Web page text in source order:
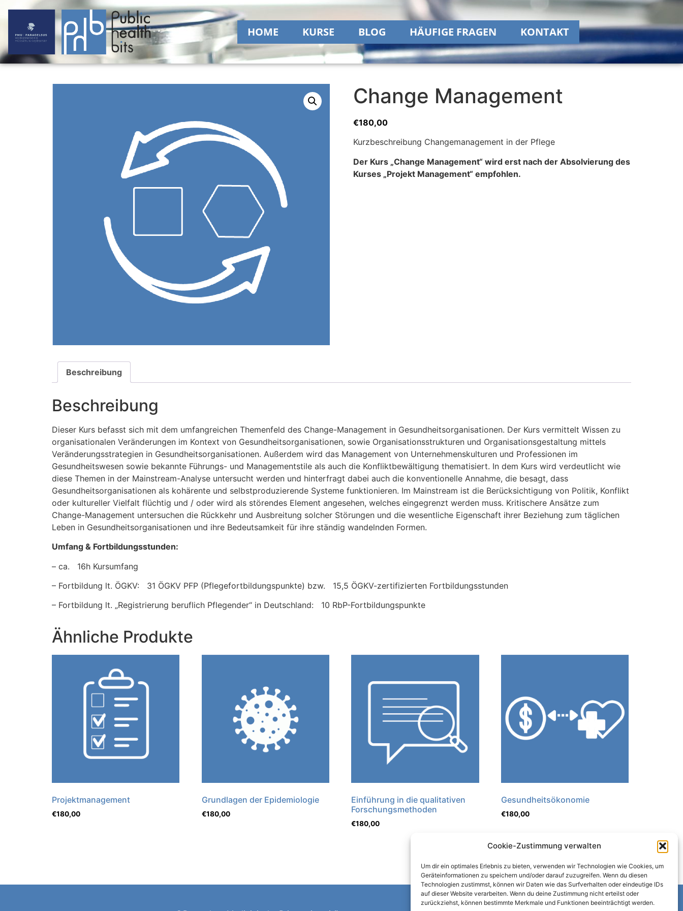
Cookie-Zustimmung verwalten
Um dir ein optimales Erlebnis zu bieten, verwenden wir Technologien wie Cookies, um
Geräteinformationen zu speichern und/oder darauf zuzugreifen. Wenn du diesen
Technologien zustimmst, können wir Daten wie das Surfverhalten oder eindeutige IDs
auf dieser Website verarbeiten. Wenn du deine Zustimmung nicht erteilst oder
zurückziehst, können bestimmte Merkmale und Funktionen beeinträchtigt werden.
HOME KURSE BLOG HÄUFIGE FRAGEN KONTAKT
Change Management
€180,00
Kurzbeschreibung Changemanagement in der Pflege
Der Kurs „Change Management“ wird erst nach der Absolvierung des
Kurses „Projekt Management“ empfohlen.
Beschreibung
Beschreibung
Dieser Kurs befasst sich mit dem umfangreichen Themenfeld des Change-Management in Gesundheitsorganisationen. Der Kurs vermittelt Wissen zu
organisationalen Veränderungen im Kontext von Gesundheitsorganisationen, sowie Organisationsstrukturen und Organisationsgestaltung mittels
Veränderungsstrategien in Gesundheitsorganisationen. Außerdem wird das Management von Unternehmenskulturen und Professionen im
Gesundheitswesen sowie bekannte Führungs- und Managementstile als auch die Konfliktbewältigung thematisiert. In dem Kurs wird verdeutlicht wie
diese Themen in der Mainstream-Analyse untersucht werden und hinterfragt dabei auch die konventionelle Annahme, die besagt, dass
Gesundheitsorganisationen als kohärente und selbstproduzierende Systeme funktionieren. Im Mainstream ist die Berücksichtigung von Politik, Konflikt
oder kultureller Vielfalt flüchtig und / oder wird als störendes Element angesehen, welches eingegrenzt werden muss. Kritischere Ansätze zum
Change-Management untersuchen die Rückkehr und Ausbreitung solcher Störungen und die wesentliche Eigenschaft ihrer Beziehung zum täglichen
Leben in Gesundheitsorganisationen und ihre Bedeutsamkeit für ihre ständig wandelnden Formen.
Umfang & Fortbildungsstunden:
– ca. 16h Kursumfang
– Fortbildung lt. ÖGKV: 31 ÖGKV PFP (Pflegefortbildungspunkte) bzw. 15,5 ÖGKV-zertifizierten Fortbildungsstunden
– Fortbildung lt. „Registrierung beruflich Pflegender“ in Deutschland: 10 RbP-Fortbildungspunkte
Ähnliche Produkte
Projektmanagement
€180,00
Grundlagen der Epidemiologie
€180,00
Einführung in die qualitativen
Forschungsmethoden
€180,00
Gesundheitsökonomie
€180,00
Impressum
AGB